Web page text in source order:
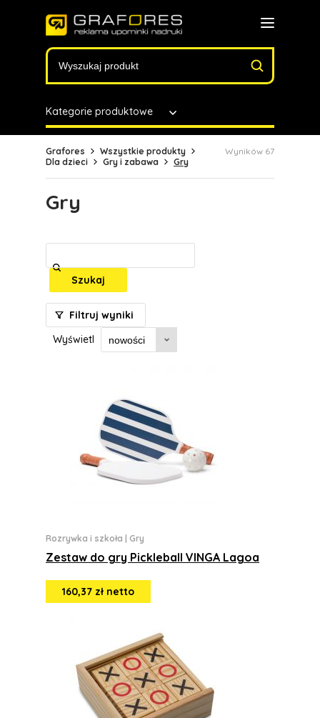
Kategorie produktowe
Grafores
Wszystkie produkty
Dla dzieci
Gry i zabawa Gry
Wyników 67
Gry
Szukaj
Filtruj wyniki
Wyświetl
Rozrywka i szkoła Gry
Zestaw do gry Pickleball VINGA Lagoa
160,37 zł netto